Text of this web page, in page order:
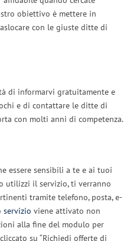
obiettivo è mettere in
con le giuste ditte di
di informarvi gratuitamente e
e di contattare le ditte di
con molti anni di competenza.
essere sensibili a te e ai tuoi
utilizzi il servizio, ti verranno
tramite telefono, posta, e-
servizio viene attivato non
alla fine del modulo per
su “Richiedi offerte di